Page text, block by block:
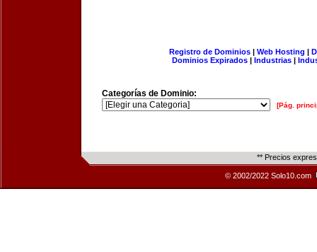
Registro de Dominios| Web Hosting |
Dominios Expirados | Industrias |
Categorías de Dominio:
[Pág.
** Precios
© 2002/2022 Solo10.com